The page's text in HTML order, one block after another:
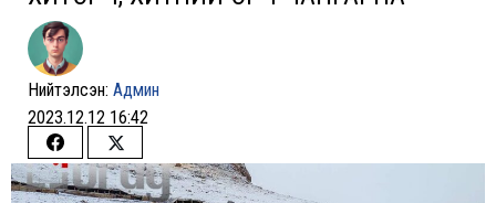
Нийтэлсэн: Админ
2023.12.12 16:42
Share
on
Share
on